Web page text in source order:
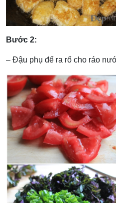
Bước 2:
– Đậu phụ để ra rổ cho ráo